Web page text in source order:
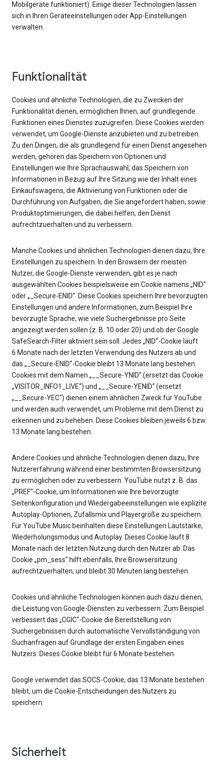
Mobilgeräte funktioniert). Einige dieser Technologien lassen
sich in Ihren Geräteeinstellungen oder App-Einstellungen
verwalten.
Funktionalität
Cookies und ähnliche Technologien, die zu Zwecken der
Funktionalität dienen, ermöglichen Ihnen, auf grundlegende
Funktionen eines Dienstes zuzugreifen. Diese Cookies werden
verwendet, um Google-Dienste anzubieten und zu betreiben.
Zu den Dingen, die als grundlegend für einen Dienst angesehen
werden, gehören das Speichern von Optionen und
Einstellungen wie Ihre Sprachauswahl, das Speichern von
Informationen in Bezug auf Ihre Sitzung wie der Inhalt eines
Einkaufswagens, die Aktivierung von Funktionen oder die
Durchführung von Aufgaben, die Sie angefordert haben, sowie
Produktoptimierungen, die dabei helfen, den Dienst
aufrechtzuerhalten und zu verbessern.
Manche Cookies und ähnlichen Technologien dienen dazu, Ihre
Einstellungen zu speichern. In den Browsern der meisten
Nutzer, die Google-Dienste verwenden, gibt es je nach
ausgewählten Cookies beispielsweise ein Cookie namens „NID“
oder „_Secure-ENID“. Diese Cookies speichern Ihre bevorzugten
Einstellungen und andere Informationen, zum Beispiel Ihre
bevorzugte Sprache, wie viele Suchergebnisse pro Seite
angezeigt werden sollen (z. B. 10 oder 20) und ob der Google
SafeSearch-Filter aktiviert sein soll. Jedes „NID“-Cookie läuft
6 Monate nach der letzten Verwendung des Nutzers ab und
das „_Secure-ENID“-Cookie bleibt 13 Monate lang bestehen.
Cookies mit dem Namen „__Secure-YNID“ (ersetzt das Cookie
„VISITOR_INFO1_LIVE“) und „__Secure-YENID“ (ersetzt
„__Secure-YEC“) dienen einem ähnlichen Zweck für YouTube
und werden auch verwendet, um Probleme mit dem Dienst zu
erkennen und zu beheben. Diese Cookies bleiben jeweils 6 bzw.
13 Monate lang bestehen.
Andere Cookies und ähnliche Technologien dienen dazu, Ihre
Nutzererfahrung während einer bestimmten Browsersitzung
zu ermöglichen oder zu verbessern. YouTube nutzt z. B. das
„PREF“-Cookie, um Informationen wie Ihre bevorzugte
Seitenkonfiguration und Wiedergabeeinstellungen wie explizite
Autoplay-Optionen, Zufallsmix und Playergröße zu speichern.
Für YouTube Music beinhalten diese Einstellungen Lautstärke,
Wiederholungsmodus und Autoplay. Dieses Cookie läuft 8
Monate nach der letzten Nutzung durch den Nutzer ab. Das
Cookie „pm_sess“ hilft ebenfalls, Ihre Browsersitzung
aufrechtzuerhalten, und bleibt 30 Minuten lang bestehen.
Cookies und ähnliche Technologien können auch dazu dienen,
die Leistung von Google-Diensten zu verbessern. Zum Beispiel
verbessert das „CGIC“-Cookie die Bereitstellung von
Suchergebnissen durch automatische Vervollständigung von
Suchanfragen auf Grundlage der ersten Eingaben eines
Nutzers. Dieses Cookie bleibt für 6 Monate bestehen.
Google verwendet das SOCS-Cookie, das 13 Monate bestehen
bleibt, um die Cookie-Entscheidungen des Nutzers zu
speichern.
Sicherheit